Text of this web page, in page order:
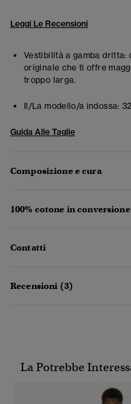
Leggi Le Recensioni
Vestibilità a gamba dritta:
originale che ti offre
troppo larga.
Il/La modello/a indossa:
Guida Alle Taglie
Composizione e cura
100% cotone in conversione
Contatti
Recensioni (3)
La Potrebbe